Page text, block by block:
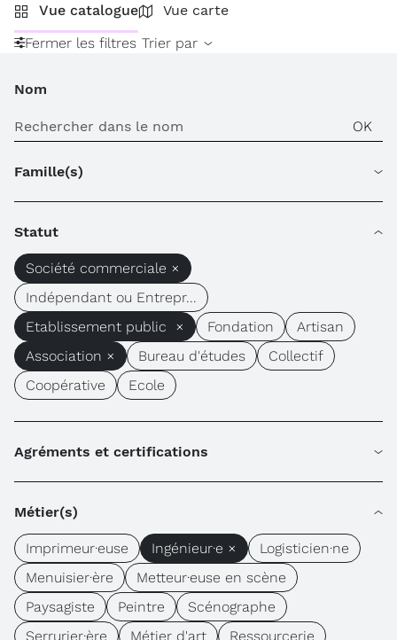
Vue catalogue
Vue carte
Fermer les filtres Trier par
Nom
Famille(s)
Statut
Société commerciale ×
Indépendant ou Entrepr...
Etablissement public ×
Fondation
Artisan
Association ×
Bureau d'études
Collectif
Coopérative
Ecole
Agréments et certifications
Métier(s)
Imprimeur·euse Ingénieur·e ×
Logisticien·ne
Menuisier·ère
Metteur·euse en scène
Paysagiste
Peintre
Scénographe
Serrurier·ère
Métier d'art
Ressourcerie